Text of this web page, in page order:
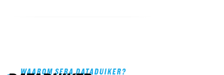
WAAROM SERA DATADUIKER?